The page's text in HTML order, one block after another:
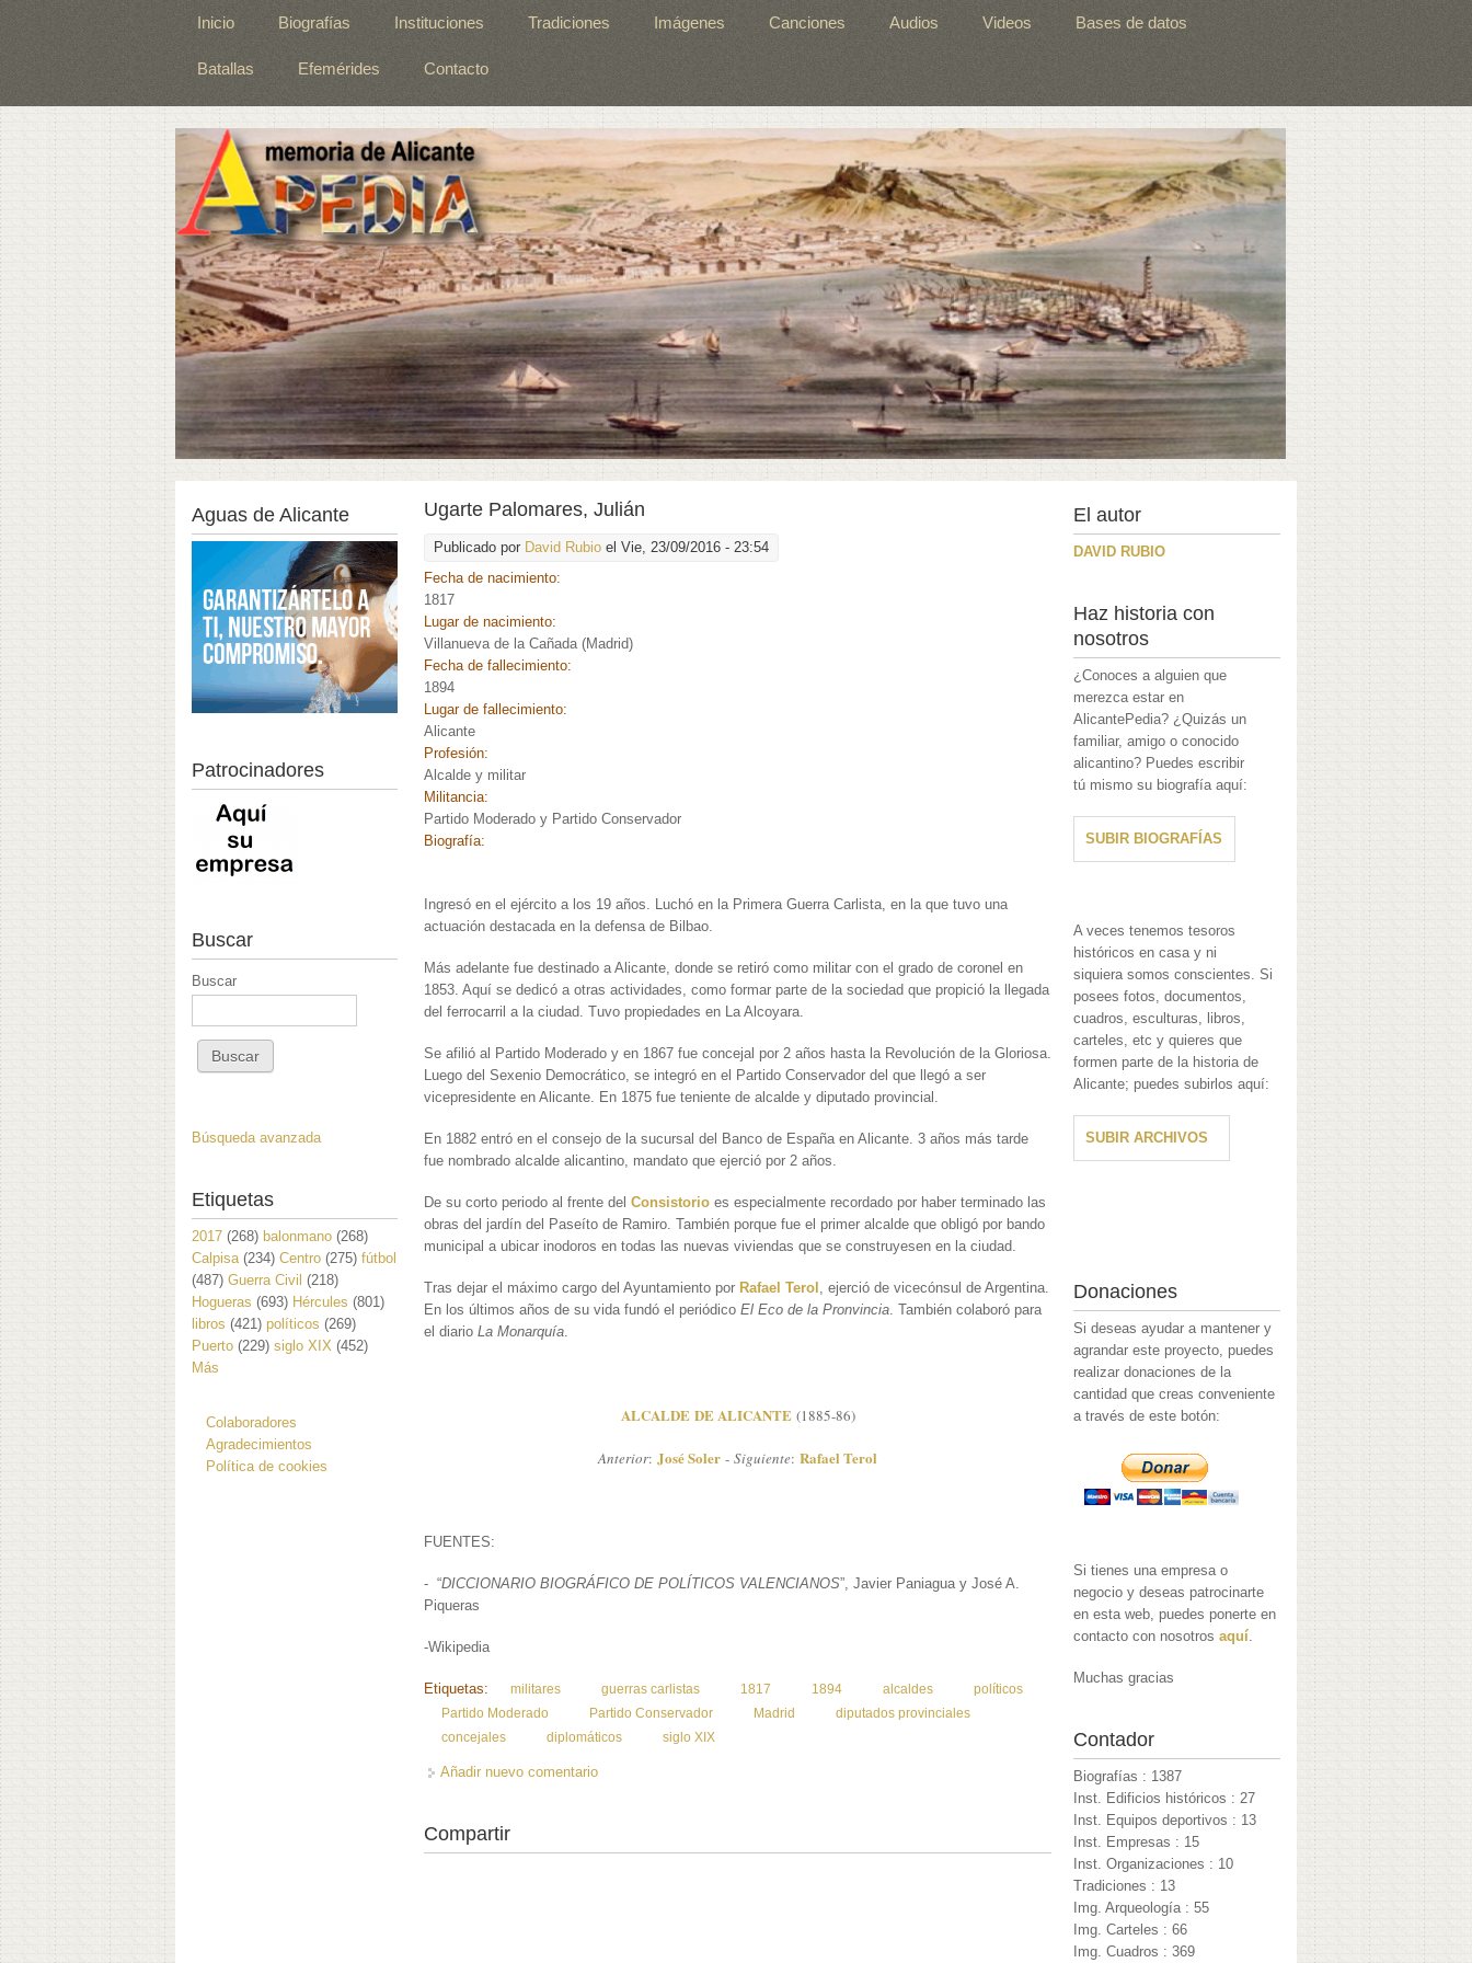
Inicio Biografías Instituciones Tradiciones Imágenes Canciones Audios Videos Bases de datos
Batallas Efemérides Contacto
Ugarte Palomares, Julián
Publicado por David Rubio el Vie, 23/09/2016 - 23:54
Fecha de nacimiento:
1817
Lugar de nacimiento:
Villanueva de la Cañada (Madrid)
Fecha de fallecimiento:
1894
Lugar de fallecimiento:
Alicante
Profesión:
Alcalde y militar
Militancia:
Partido Moderado y Partido Conservador
Biografía:
Ingresó en el ejército a los 19 años. Luchó en la Primera Guerra Carlista, en la que tuvo una
actuación destacada en la defensa de Bilbao.
Más adelante fue destinado a Alicante, donde se retiró como militar con el grado de coronel en
1853. Aquí se dedicó a otras actividades, como formar parte de la sociedad que propició la llegada
del ferrocarril a la ciudad. Tuvo propiedades en La Alcoyara.
Se afilió al Partido Moderado y en 1867 fue concejal por 2 años hasta la Revolución de la Gloriosa.
Luego del Sexenio Democrático, se integró en el Partido Conservador del que llegó a ser
vicepresidente en Alicante. En 1875 fue teniente de alcalde y diputado provincial.
En 1882 entró en el consejo de la sucursal del Banco de España en Alicante. 3 años más tarde
fue nombrado alcalde alicantino, mandato que ejerció por 2 años.
De su corto periodo al frente delConsistorio es especialmente recordado por haber terminado las
obras del jardín del Paseíto de Ramiro. También porque fue el primer alcalde que obligó por bando
municipal a ubicar inodoros en todas las nuevas viviendas que se construyesen en la ciudad.
Tras dejar el máximo cargo del Ayuntamiento por Rafael Terol , ejerció de vicecónsul de Argentina.
En los últimos años de su vida fundó el periódicoEl Eco de la Pronvincia. También colaboró para
el diarioLa Monarquía.
ALCALDE DE ALICANTE (1885-86)
Anterior:José Soler -Siguiente:Rafael Terol
FUENTES:
- “DICCIONARIO BIOGRÁFICO DE POLÍTICOS VALENCIANOS”, Javier Paniagua y José A.
Piqueras
-Wikipedia
Etiquetas: militares guerras carlistas 1817 1894 alcaldes
políticos
Partido Moderado
Partido Conservador Madrid
diputados provinciales
concejales
diplomáticos siglo XIX
Añadir nuevo comentario
Compartir
Aguas de Alicante
Patrocinadores
Buscar
Buscar
Búsqueda avanzada
Etiquetas
2017 (268) balonmano (268)
Calpisa (234) Centro (275) fútbol
(487) Guerra Civil (218)
Hogueras (693) Hércules (801)
libros (421) políticos (269)
Puerto (229) siglo XIX (452)
Más
Colaboradores
Agradecimientos
Política de cookies
El autor
DAVID RUBIO
Haz historia con
nosotros
¿Conoces a alguien que
merezca estar en
AlicantePedia? ¿Quizás un
familiar, amigo o conocido
alicantino? Puedes escribir
tú mismo su biografía aquí:
SUBIR BIOGRAFÍAS
A veces tenemos tesoros
históricos en casa y ni
siquiera somos conscientes. Si
posees fotos, documentos,
cuadros, esculturas, libros,
carteles, etc y quieres que
formen parte de la historia de
Alicante; puedes subirlos aquí:
SUBIR ARCHIVOS
Donaciones
Si deseas ayudar a mantener y
agrandar este proyecto, puedes
realizar donaciones de la
cantidad que creas conveniente
a través de este botón:
Si tienes una empresa o
negocio y deseas patrocinarte
en esta web, puedes ponerte en
contacto con nosotrosaquí.
Muchas gracias
Contador
Biografías : 1387
Inst. Edificios históricos : 27
Inst. Equipos deportivos : 13
Inst. Empresas : 15
Inst. Organizaciones : 10
Tradiciones : 13
Img. Arqueología : 55
Img. Carteles : 66
Img. Cuadros : 369